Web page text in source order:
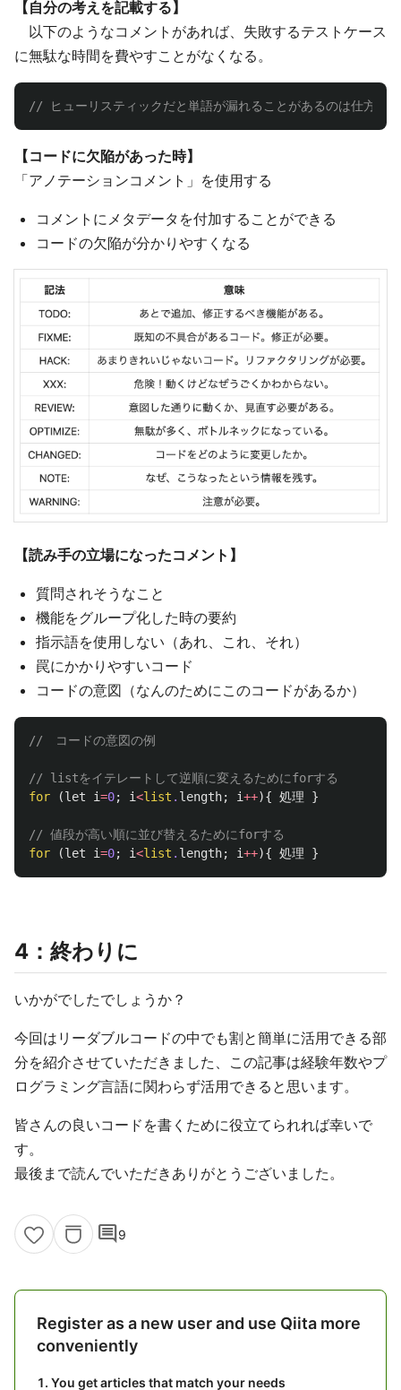
【自分の考えを記載する】
以下のようなコメントがあれば、失敗するテストケース
に無駄な時間を費やすことがなくなる。
// ヒューリスティックだと単語が漏れることがあるのは仕方な
【コードに欠陥があった時】
「アノテーションコメント」を使用する
コメントにメタデータを付加することができる
コードの欠陥が分かりやすくなる
【読み手の立場になったコメント】
質問されそうなこと
機能をグループ化した時の要約
指示語を使用しない（あれ、これ、それ）
罠にかかりやすいコード
コードの意図（なんのためにこのコードがあるか）
//　コードの意図の例
// listをイテレートして逆順に変えるためにforする
for
(let i=0; i<list . length; i++){ 処理 }
// 値段が高い順に並び替えるためにforする
for
(let i=0; i<list . length; i++){ 処理 }
4：終わりに
いかがでしたでしょうか？
今回はリーダブルコードの中でも割と簡単に活用できる部
分を紹介させていただきました、この記事は経験年数やプ
ログラミング言語に関わらず活用できると思います。
皆さんの良いコードを書くために役立てられれば幸いで
す。
最後まで読んでいただきありがとうございました。
comment9
Register as a new user and use Qiita more
conveniently
You get articles that match your needs